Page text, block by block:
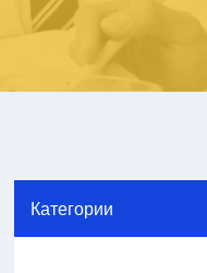
Категории